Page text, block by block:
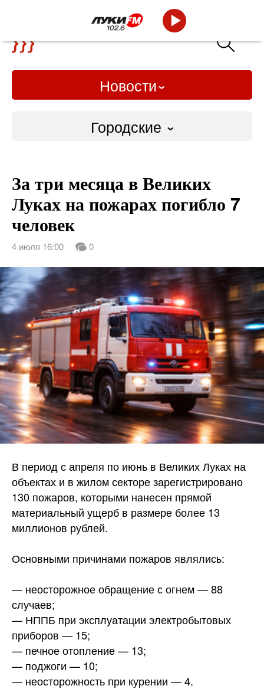
Новости
Городские
Слово Дело
Народные
За три месяца в Великих
Луках на пожарах погибло 7
человек
4 июля 16:00 0
В период с апреля по июнь в Великих Луках на
объектах и в жилом секторе зарегистрировано
130 пожаров, которыми нанесен прямой
материальный ущерб в размере более 13
миллионов рублей.
Основными причинами пожаров являлись:
— неосторожное обращение с огнем — 88
случаев;
— НППБ при эксплуатации электробытовых
приборов — 15;
— печное отопление — 13;
— поджоги — 10;
— неосторожность при курении — 4.